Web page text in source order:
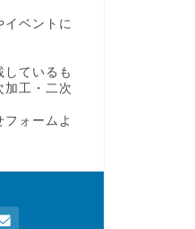
イベントに
しているも
加工・二次
ォームよ